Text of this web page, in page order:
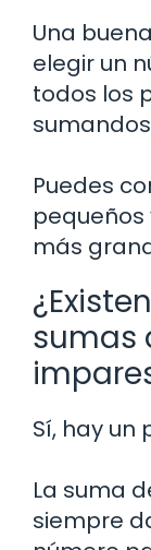
Una
elegir un
todos los
Puedes
más
sumas
Sí, hay un
La suma
siempre